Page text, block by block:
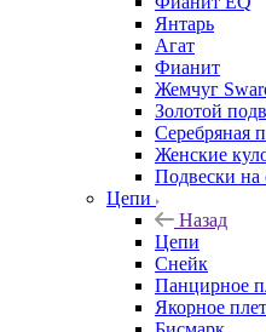
Янтарь
Агат
Фианит
Жемчуг
Золотой
Серебряная
Женские
Подвески на
Цепи
Назад
Цепи
Снейк
Панцирное
Якорное